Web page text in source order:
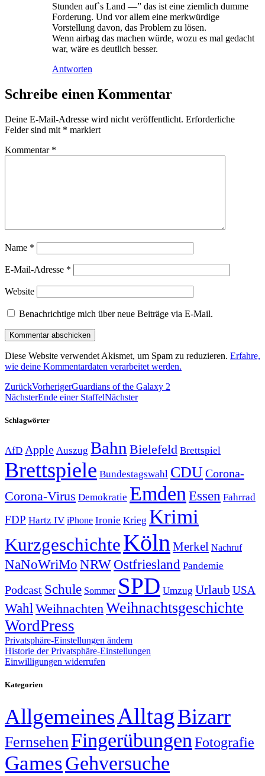
Stunden auf`s Land —” das ist eine ziemlich dumme
Forderung. Und vor allem eine merkwürdige
Vorstellung davon, das Problem zu lösen.
Wenn airbag das machen würde, wozu es mal gedacht
war, wäre es deutlich besser.
Antworten
Schreibe einen Kommentar
Deine E-Mail-Adresse wird nicht veröffentlicht. Erforderliche
Felder sind mit * markiert
Kommentar *
Name *
E-Mail-Adresse *
Website
Benachrichtige mich über neue Beiträge via E-Mail.
Diese Website verwendet Akismet, um Spam zu reduzieren. Erfahre,
wie deine Kommentardaten verarbeitet werden.
ZurückVorherigerGuardians of the Galaxy 2
NächsterEnde einer StaffelNächster
Schlagwörter
AfD Apple Auszug Bahn Bielefeld Brettspiel
Brettspiele Bundestagswahl CDUCorona-
Corona-Virus Demokratie Emden Essen Fahrrad
FDP Hartz IV iPhone Ironie Krieg Krimi
KurzgeschichteKölnMerkel Nachruf
NaNoWriMo NRWOstfriesland Pandemie
Podcast Schule Sommer SPD Umzug Urlaub USA
Wahl WeihnachtenWeihnachtsgeschichte
WordPress
Privatsphäre-Einstellungen ändern
Historie der Privatsphäre-Einstellungen
Einwilligungen widerrufen
Kategorien
AllgemeinesAlltagBizarr
FernsehenFingerübungen Fotografie
GamesGehversuche